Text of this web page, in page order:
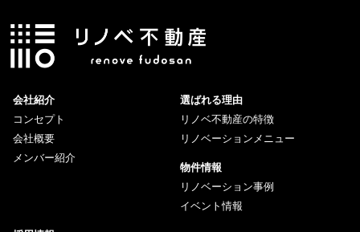
会社紹介
コンセプト
会社概要
メンバー紹介
選ばれる理由
リノベ不動産の特徴
リノベーションメニュー
物件情報
リノベーション事例
イベント情報